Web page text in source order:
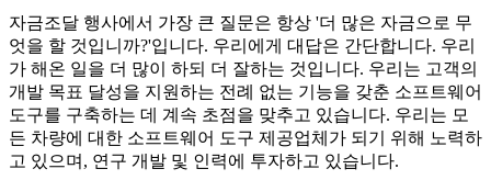
자금조달 행사에서 가장 큰 질문은 항상 '더 많은 자금으로 무
엇을 할 것입니까?'입니다. 우리에게 대답은 간단합니다. 우리
가 해온 일을 더 많이 하되 더 잘하는 것입니다. 우리는 고객의
개발 목표 달성을 지원하는 전례 없는 기능을 갖춘 소프트웨어
도구를 구축하는 데 계속 초점을 맞추고 있습니다. 우리는 모
든 차량에 대한 소프트웨어 도구 제공업체가 되기 위해 노력하
고 있으며, 연구 개발 및 인력에 투자하고 있습니다.